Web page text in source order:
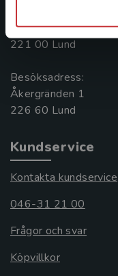
Box 141
221 00 Lund
Besöksadress:
Åkergränden 1
Kundservice
Kontakta kundservice
046-31 21 00
Frågor och svar
Köpvillkor